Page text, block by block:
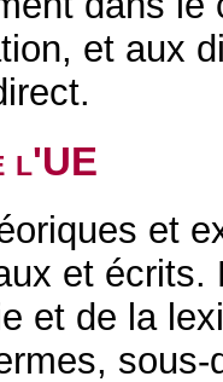
et aux
l'UE
et
et écrits.
et de la